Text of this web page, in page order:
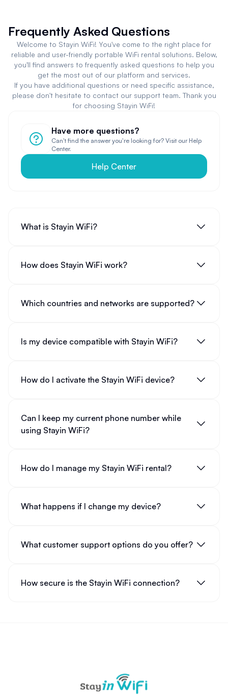
Frequently Asked Questions
Welcome to Stayin WiFi! You've come to the right place for
reliable and user-friendly portable WiFi rental solutions. Below,
you'll find answers to frequently asked questions to help you
get the most out of our platform and services.
If you have additional questions or need specific assistance,
please don't hesitate to contact our support team. Thank you
for choosing Stayin WiFi!
Have more questions?
Can't find the answer you're looking for? Visit our Help
Center.
Help Center
What is Stayin WiFi?
How does Stayin WiFi work?
Which countries and networks are supported?
Is my device compatible with Stayin WiFi?
How do I activate the Stayin WiFi device?
Can I keep my current phone number while
using Stayin WiFi?
How do I manage my Stayin WiFi rental?
What happens if I change my device?
What customer support options do you offer?
How secure is the Stayin WiFi connection?